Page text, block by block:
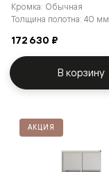
Кромка: Обычная
Толщина полотна: 40 мм
172 630 ₽
В корзину
АКЦИЯ